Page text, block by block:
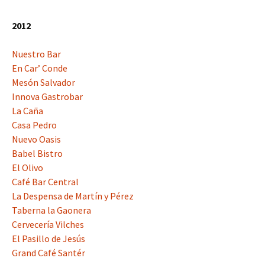
2012
Nuestro Bar
En Car’ Conde
Mesón Salvador
Innova Gastrobar
La Caña
Casa Pedro
Nuevo Oasis
Babel Bistro
El Olivo
Café Bar Central
La Despensa de Martín y Pérez
Taberna la Gaonera
Cervecería Vilches
El Pasillo de Jesús
Grand Café Santér